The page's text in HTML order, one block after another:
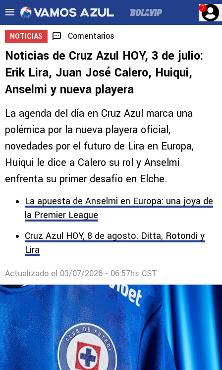
?
NOTICIAS Comentarios
Noticias de Cruz Azul HOY, 3 de julio:
Erik Lira, Juan José Calero, Huiqui,
Anselmi y nueva playera
La agenda del día en Cruz Azul marca una
polémica por la nueva playera oficial,
novedades por el futuro de Lira en Europa,
Huiqui le dice a Calero su rol y Anselmi
enfrenta su primer desafío en Elche.
La apuesta de Anselmi en Europa: una joya de
la Premier League
Cruz Azul HOY, 8 de agosto: Ditta, Rotondi y
Lira
Actualizado el 03/07/2026 - 06:57hs CST